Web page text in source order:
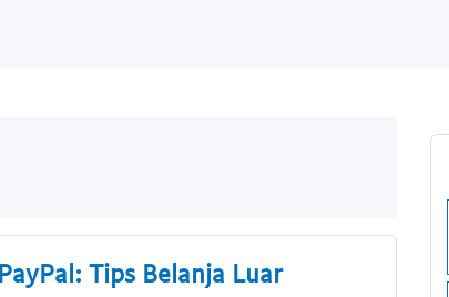
Tips Belanja Luar